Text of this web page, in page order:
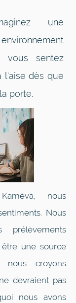
une
vous sentez
l'aise dès que
porte.
nous
Nous
une source
croyons
devraient pas
nous avons